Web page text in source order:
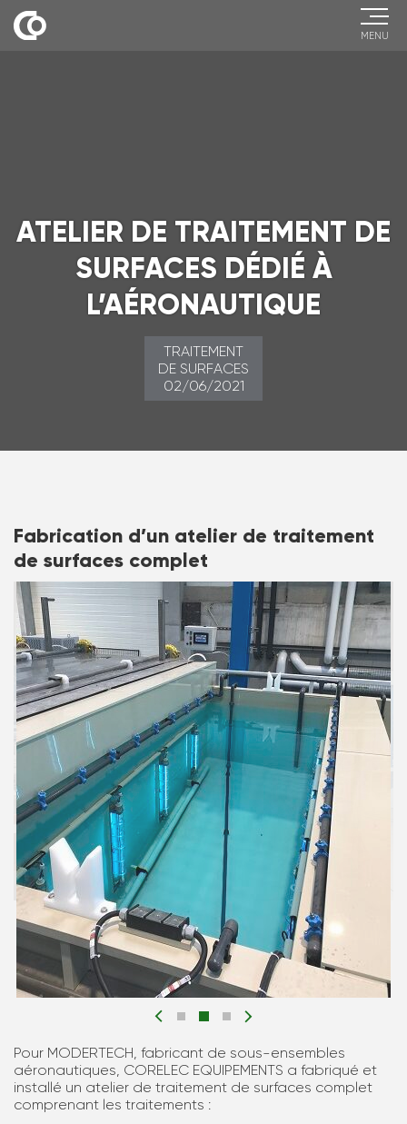
MENU
ATELIER DE TRAITEMENT DE
SURFACES DÉDIÉ À
L’AÉRONAUTIQUE
TRAITEMENT
DE SURFACES
02/06/2021
Fabrication d’un atelier de traitement
de surfaces complet
Pour MODERTECH, fabricant de sous-ensembles
aéronautiques, CORELEC EQUIPEMENTS a fabriqué et
installé un atelier de traitement de surfaces complet
comprenant les traitements :